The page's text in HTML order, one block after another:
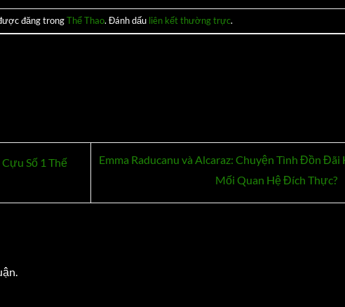
đăng trongThể Thao. Đánh dấu liên kết thường trực.
Số 1 Thế
Emma Raducanu và Alcaraz: Chuyện Tình Đồn Đãi
Mối Quan Hệ Đích Thực?